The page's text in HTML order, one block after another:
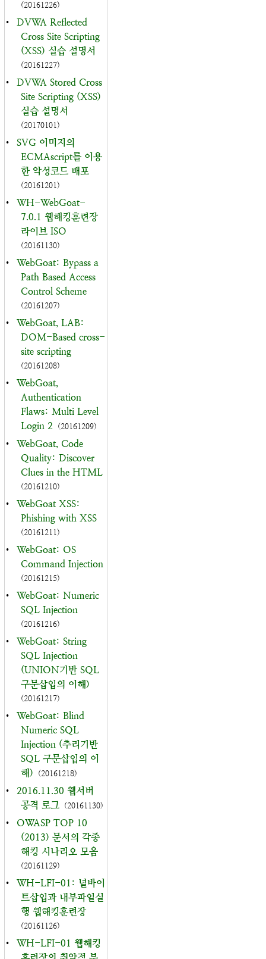
(20161226)
•
DVWA Reflected
Cross Site Scripting
(XSS) 실습 설명서
(20161227)
•
DVWA Stored Cross
Site Scripting (XSS)
실습 설명서
(20170101)
•
SVG 이미지의
ECMAscript를 이용
한 악성코드 배포
(20161201)
•
WH-WebGoat-
7.0.1 웹해킹훈련장
라이브 ISO
(20161130)
•
WebGoat: Bypass a
Path Based Access
Control Scheme
(20161207)
•
WebGoat, LAB:
DOM-Based cross-
site scripting
(20161208)
•
WebGoat,
Authentication
Flaws: Multi Level
Login 2
(20161209)
•
WebGoat, Code
Quality: Discover
Clues in the HTML
(20161210)
•
WebGoat XSS:
Phishing with XSS
(20161211)
•
WebGoat: OS
Command Injection
(20161215)
•
WebGoat: Numeric
SQL Injection
(20161216)
•
WebGoat: String
SQL Injection
(UNION기반 SQL
구문삽입의 이해)
(20161217)
•
WebGoat: Blind
Numeric SQL
Injection (추리기반
SQL 구문삽입의 이
해)
(20161218)
•
2016.11.30 웹서버
공격 로그 (20161130)
•
OWASP TOP 10
(2013) 문서의 각종
해킹 시나리오 모음
(20161129)
•
WH-LFI-01: 널바이
트삽입과 내부파일실
행 웹해킹훈련장
(20161126)
•
WH-LFI-01 웹해킹